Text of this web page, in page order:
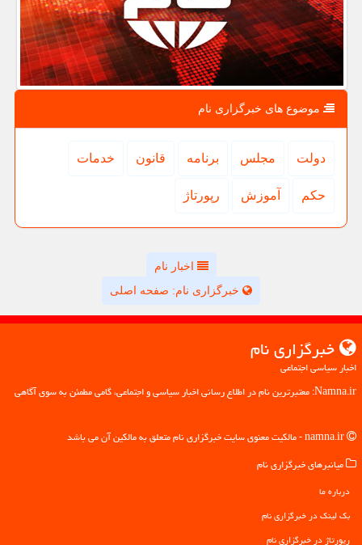
موضوع های خبرگزاری نام
دولت مجلس برنامه قانون خدمات
حكم آموزش رپورتاژ
اخبار نام
خبرگزاری نام: صفحه اصلی
خبرگزاری نام
اخبار سیاسی اجتماعی
Namna.ir: معتبرترین نام در اطلاع رسانی اخبار سیاسی و اجتماعی، گامی مطمئن به سوی آگاهی
میانبرهای خبرگزاری نام
درباره ما
بک لینک در خبرگزاری نام
رپورتاژ در خبرگزاری نام